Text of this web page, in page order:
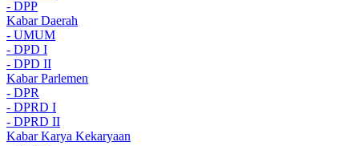
- DPP
Kabar Daerah
- UMUM
- DPD I
- DPD II
Kabar Parlemen
- DPR
- DPRD I
- DPRD II
Kabar Karya Kekaryaan